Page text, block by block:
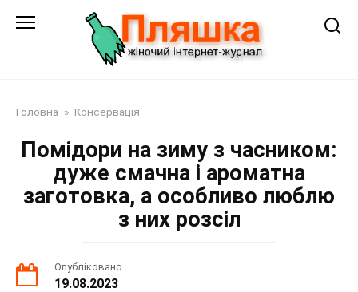
Головна » Консервація
Помідори на зиму з часником:
дуже смачна і ароматна
заготовка, а особливо люблю
з них розсіл
Опубліковано
19.08.2023